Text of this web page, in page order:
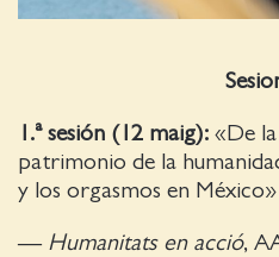
1.ª sesión (12 maig): «De
patrimonio de la
y los orgasmos en México»
— Humanitats en acció,